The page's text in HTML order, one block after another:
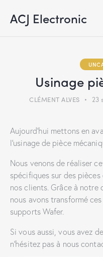
ACJ Electronic
Usinage
CLÉMENT ALVES 23
Aujourd’hui mettons en
l’usinage de pièce
Nous venons de réaliser
spécifiques sur des
nos clients. Grâce à notre
nous avons transformé
supports Wafer.
Si vous aussi, vous avez
n’hésitez pas à nous